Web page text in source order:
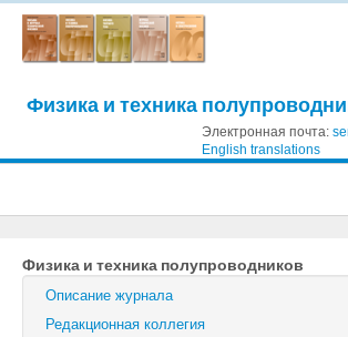
Физика и техника
Электронная почта:
English translations
Журнал технической физики
Письма в Журнал технической физики
Физика и техника полупроводников
Описание журнала
Редакционная коллегия